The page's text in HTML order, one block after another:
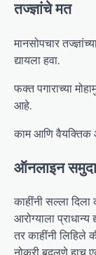
तज्ज्ञांचे मत
मानसोपचार
द्यायला हवा.
फक्त पगाराच्या
आहे.
काम आणि
ऑनलाइन
काहींनी सल्ला
आरोग्याला प्राधान्य
तर काहींनी